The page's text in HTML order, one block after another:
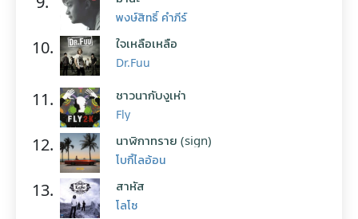
พงษ์สิทธิ์ คำภีร์
10. ใจเหลือเหลือ
Dr.Fuu
11. ชาวนากับงูเห่า
Fly
12. นาฬิกาทราย (sign)
โบกี้ไลอ้อน
13. สาหัส
โลโซ